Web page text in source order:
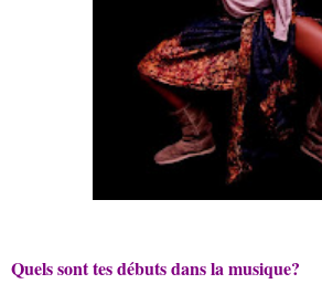
Quels sont tes débuts dans la musique?